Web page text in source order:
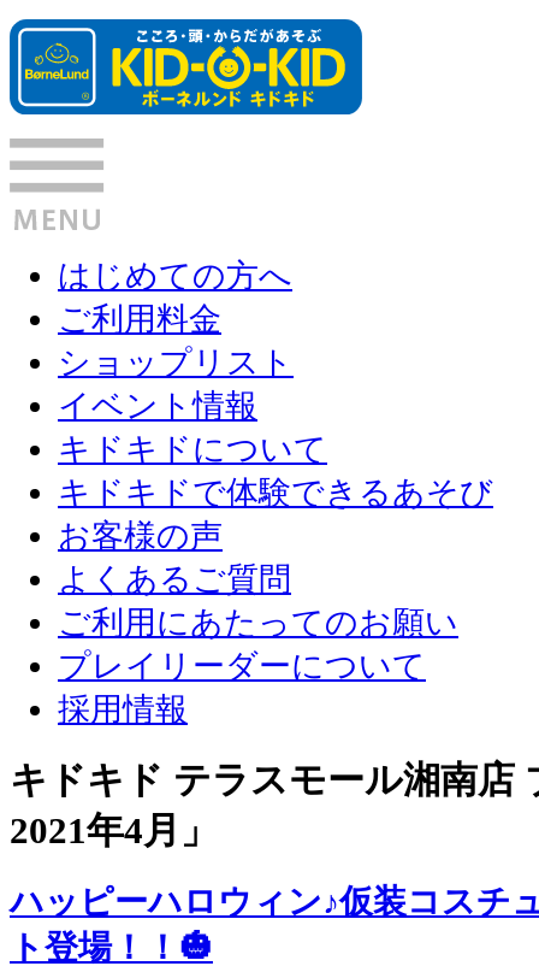
はじめての方へ
ご利用料金
ショップリスト
イベント情報
キドキドについて
キドキドで体験できるあそび
お客様の声
よくあるご質問
ご利用にあたってのお願い
プレイリーダーについて
採用情報
キドキド テラスモール湘南
2021年4月 」
ハッピーハロウィン♪仮装コスチ
ト登場！！🎃